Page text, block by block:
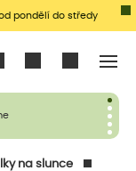
pondělí do středy
na slunce